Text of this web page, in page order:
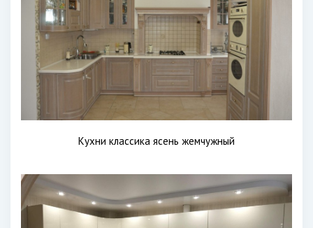
Кухни классика ясень жемчужный